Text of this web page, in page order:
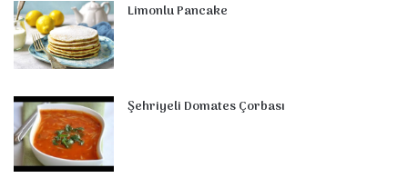
Limonlu Pancake
Şehriyeli Domates Çorbası